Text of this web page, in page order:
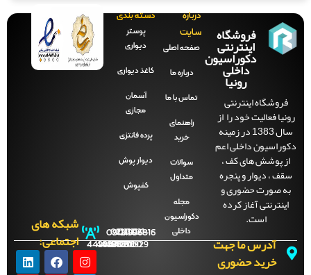
فروشگاه
اینترنتی
دکوراسیون
داخلی
رونیا
فروشگاه اینترنتی
فعالیت خود را از
سال 1383 در زمینه
داخلی اعم
پوشش های کف ،
، دیوار و پنجره
صورت حضوری و
اینترنتی آغاز کرده
درباره
سایت
صفحه‌ اصلی
درباره ما
تماس با ما
راهنمای
سوالات
متداول
دکوراسیون
دسته بندی
کاغذ دیواری
آسمان
پرده فانتزی
دیوار پوش
کفپوش
آدرس ما جهت
خرید حضوری
09121996816
021-
44288929
021-
44288700
021-
44288701
021-
44288702
شبکه های
اجتماعی: